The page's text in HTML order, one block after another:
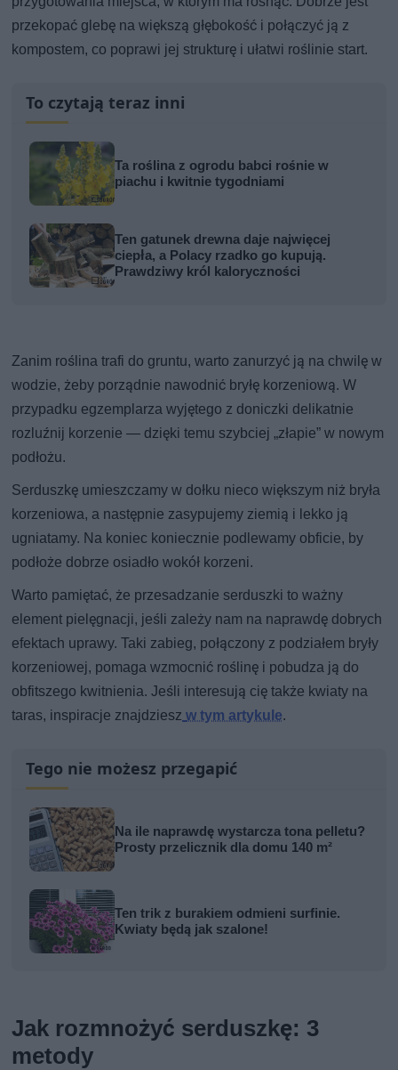
przekopać glebę na większą głębokość i połączyć ją z
kompostem, co poprawi jej strukturę i ułatwi roślinie start.
To czytają teraz inni
Ta roślina z ogrodu babci rośnie w
piachu i kwitnie tygodniami
Ten gatunek drewna daje najwięcej
ciepła, a Polacy rzadko go kupują.
Prawdziwy król kaloryczności
Zanim roślina trafi do gruntu, warto zanurzyć ją na chwilę w
wodzie, żeby porządnie nawodnić bryłę korzeniową. W
przypadku egzemplarza wyjętego z doniczki delikatnie
rozluźnij korzenie — dzięki temu szybciej „złapie” w nowym
podłożu.
Serduszkę umieszczamy w dołku nieco większym niż bryła
korzeniowa, a następnie zasypujemy ziemią i lekko ją
ugniatamy. Na koniec koniecznie podlewamy obficie, by
podłoże dobrze osiadło wokół korzeni.
Warto pamiętać, że przesadzanie serduszki to ważny
element pielęgnacji, jeśli zależy nam na naprawdę dobrych
efektach uprawy. Taki zabieg, połączony z podziałem bryły
korzeniowej, pomaga wzmocnić roślinę i pobudza ją do
obfitszego kwitnienia. Jeśli interesują cię także kwiaty na
taras, inspiracje znajdziesz w tym artykule.
Tego nie możesz przegapić
Na ile naprawdę wystarcza tona pelletu?
Prosty przelicznik dla domu 140 m²
Ten trik z burakiem odmieni surfinie.
Kwiaty będą jak szalone!
Jak rozmnożyć serduszkę: 3
metody